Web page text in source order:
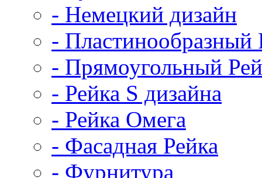
- Немецкий дизайн
- Пластинообразный
- Прямоугольный
- Рейка S дизайна
- Рейка Омега
- Фасадная Рейка
- Фурнитура